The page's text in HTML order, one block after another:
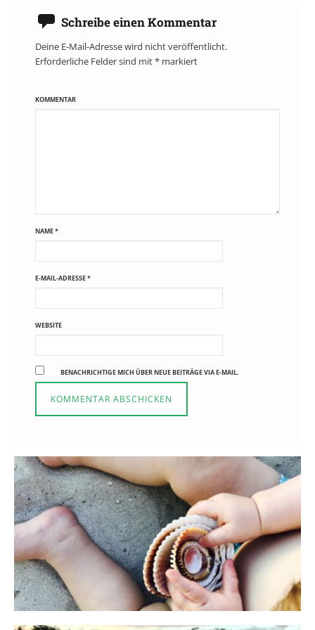
Schreibe einen Kommentar
Deine E-Mail-Adresse wird nicht veröffentlicht.
Erforderliche Felder sind mit* markiert
KOMMENTAR
NAME*
E-MAIL-ADRESSE*
WEBSITE
BENACHRICHTIGE MICH ÜBER NEUE BEITRÄGE VIA E-MAIL.
Reisen in der Elternzeit
16. SEPTEMBER 2019